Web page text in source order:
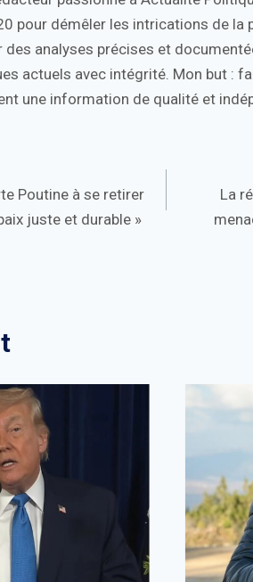
pour démêler les intrications de la
analyses précises et
actuels avec intégrité. Mon but :
une information de qualité et
Poutine à se retirer
juste et durable »
La